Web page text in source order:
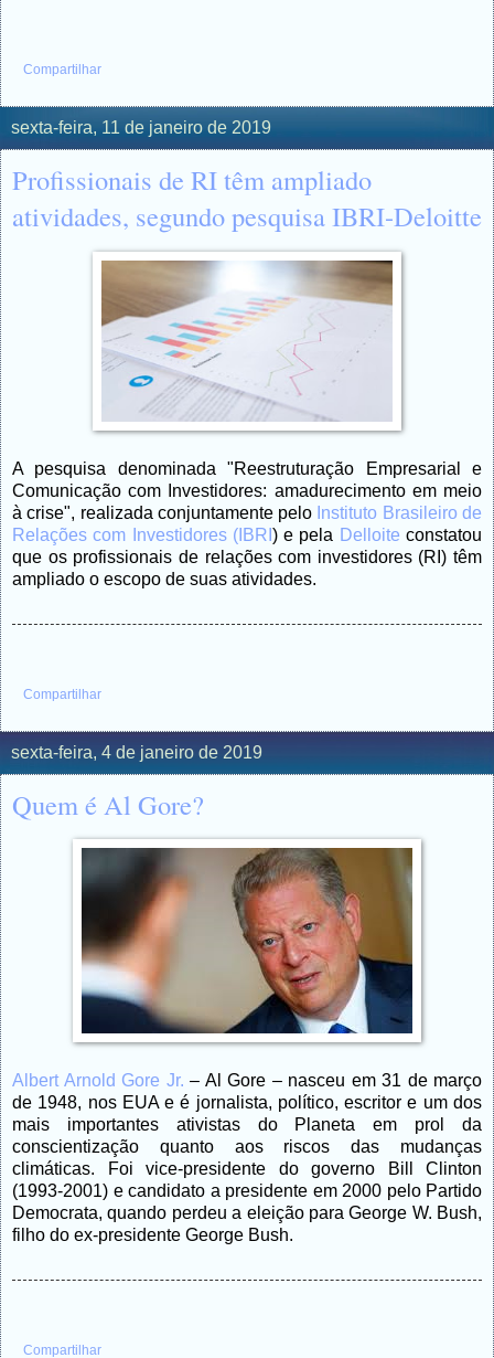
Compartilhar
sexta-feira, 11 de janeiro de 2019
Profissionais de RI têm ampliado
atividades, segundo pesquisa IBRI-Deloitte
A pesquisa denominada "Reestruturação Empresarial e
Comunicação com Investidores: amadurecimento em meio
à crise", realizada conjuntamente pelo Instituto Brasileiro de
Relações com Investidores (IBRI ) e pela Delloite constatou
que os profissionais de relações com investidores (RI) têm
ampliado o escopo de suas atividades.
Compartilhar
sexta-feira, 4 de janeiro de 2019
Quem é Al Gore?
Albert Arnold Gore Jr. – Al Gore – nasceu em 31 de março
de 1948, nos EUA e é jornalista, político, escritor e um dos
mais importantes ativistas do Planeta em prol da
conscientização quanto aos riscos das mudanças
climáticas. Foi vice-presidente do governo Bill Clinton
(1993-2001) e candidato a presidente em 2000 pelo Partido
Democrata, quando perdeu a eleição para George W. Bush,
filho do ex-presidente George Bush.
Compartilhar